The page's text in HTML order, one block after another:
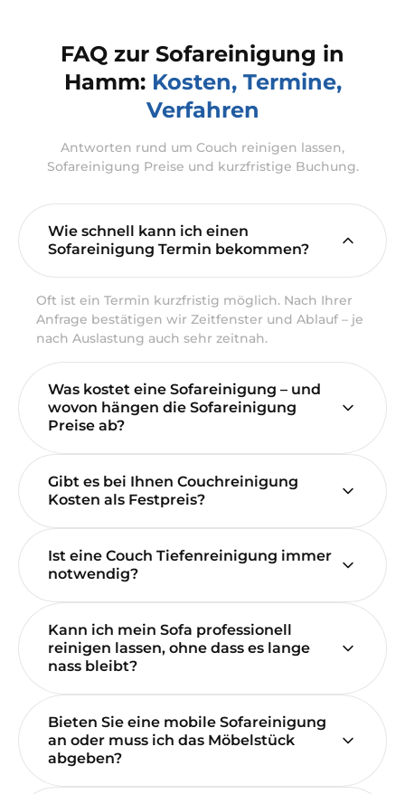
FAQ zur Sofareinigung in
Hamm: Kosten, Termine,
Verfahren
Antworten rund um Couch reinigen lassen,
Sofareinigung Preise und kurzfristige Buchung.
Wie schnell kann ich einen
Sofareinigung Termin bekommen?
Oft ist ein Termin kurzfristig möglich. Nach Ihrer
Anfrage bestätigen wir Zeitfenster und Ablauf – je
nach Auslastung auch sehr zeitnah.
Was kostet eine Sofareinigung – und
wovon hängen die Sofareinigung
Preise ab?
Gibt es bei Ihnen Couchreinigung
Kosten als Festpreis?
Ist eine Couch Tiefenreinigung immer
notwendig?
Kann ich mein Sofa professionell
reinigen lassen, ohne dass es lange
nass bleibt?
Bieten Sie eine mobile Sofareinigung
an oder muss ich das Möbelstück
abgeben?